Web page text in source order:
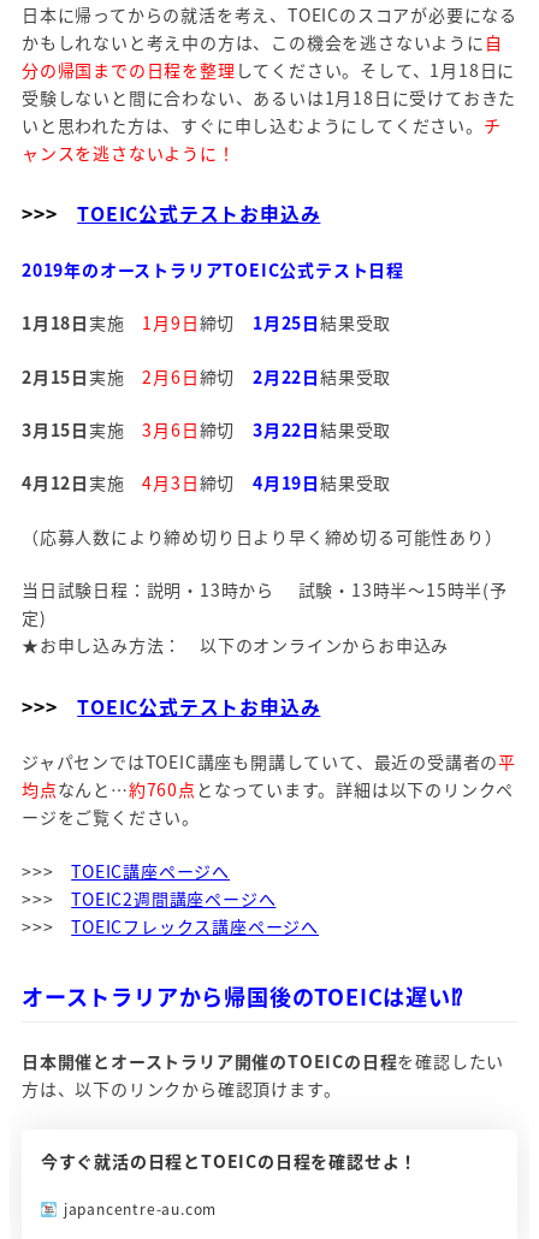
日本に帰ってからの就活を考え、TOEICのスコアが必要になる
かもしれないと考え中の方は、この機会を逃さないように 自
分の帰国までの日程を整理 してください。そして、1月18日に
受験しないと間に合わない、あるいは1月18日に受けておきた
いと思われた方は、すぐに申し込むようにしてください。 チ
ャンスを逃さないように！
>>>TOEIC公式テストお申込み
2019年のオーストラリアTOEIC公式テスト日程
1月18日 実施 1月9日締切 1月25日結果受取
2月15日 実施2月6日締切2月22日結果受取
3月15日 実施3月6日締切3月22日結果受取
4月12日 実施4月3日締切4月19日結果受取
（応募人数により締め切り日より早く締め切る可能性あり）
当日試験日程：説明・13時から 試験・13時半～15時半(予
定)
★お申し込み方法： 以下のオンラインからお申込み
>>>TOEIC公式テストお申込み
ジャパセンではTOEIC講座も開講していて、最近の受講者の平
均点なんと…約760点 となっています。詳細は以下のリンクペ
ージをご覧ください。
>>>TOEIC講座ページへ
>>>TOEIC2週間講座ページへ
>>>TOEICフレックス講座ページへ
オーストラリアから帰国後のTOEICは遅い⁉
日本開催とオーストラリア開催のTOEICの日程を確認したい
方は、以下のリンクから確認頂けます。
今すぐ就活の日程とTOEICの日程を確認せよ！
japancentre-au.com